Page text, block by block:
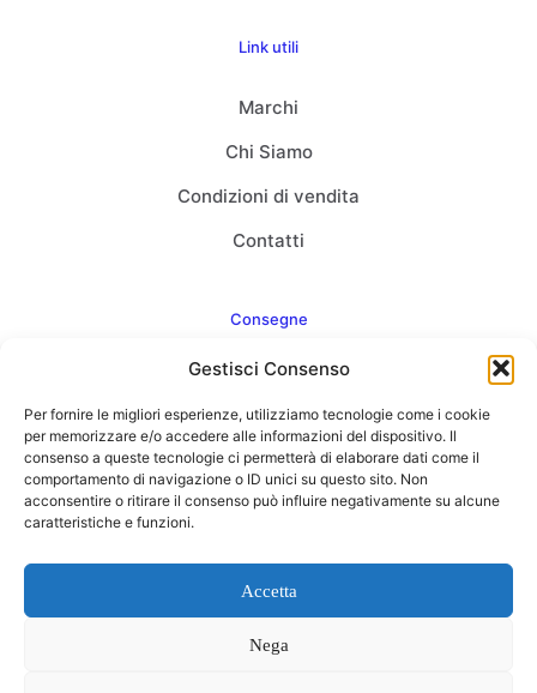
Gestisci Consenso
Per fornire le migliori esperienze, utilizziamo tecnologie come i cookie
per memorizzare e/o accedere alle informazioni del dispositivo. Il
consenso a queste tecnologie ci permetterà di elaborare dati come il
comportamento di navigazione o ID unici su questo sito. Non
acconsentire o ritirare il consenso può influire negativamente su alcune
caratteristiche e funzioni.
Accetta
Nega
Link utili
Marchi
Chi Siamo
Condizioni di vendita
Contatti
Consegne
Come consegnamo
FAQ